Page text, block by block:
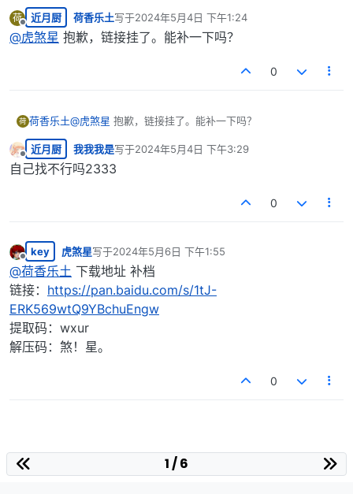
荷
离线
近月厨 荷香乐土写于2024年5月4日 下午1:24
最后由 编辑
@虎煞星 抱歉，链接挂了。能补一下吗？
0
荷 荷香乐土@虎煞星 抱歉，链接挂了。能补一下吗？
离线
近月厨 我我我是写于2024年5月4日 下午3:29
最后由 编辑
自己找不行吗2333
0
离线
key 虎煞星写于2024年5月6日 下午1:55
最后由 编辑
@荷香乐土 下载地址 补档
链接： https://pan.baidu.com/s/1tJ-
ERK569wtQ9YBchuEngw
提取码：wxur
解压码：煞！星。
0
1 / 6